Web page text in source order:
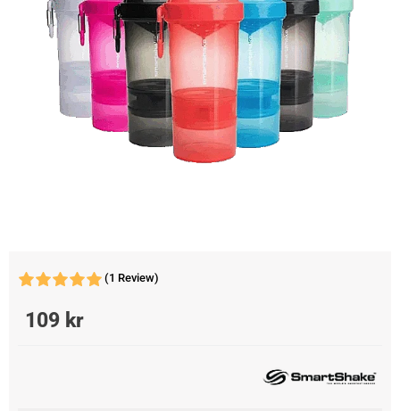
(1 Review)
109 kr